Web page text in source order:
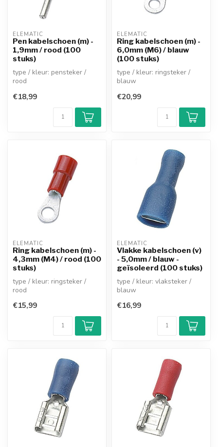
ELEMATIC
Pen kabelschoen (m) -
1,9mm / rood (100
stuks)
type / kleur: pensteker /
rood
diameter pin: 1,9mm
€18,99
ELEMATIC
Ring kabelschoen (m) -
6,0mm (M6) / blauw
(100 stuks)
type / kleur: ringsteker /
blauw
diameter opening: 6...
€20,99
ELEMATIC
Ring kabelschoen (m) -
4,3mm (M4) / rood (100
stuks)
type / kleur: ringsteker /
rood
diameter opening: 4,...
€15,99
ELEMATIC
Vlakke kabelschoen (v)
- 5,0mm / blauw -
geïsoleerd (100 stuks)
type / kleur: vlaksteker /
blauw
geïsoleerd)
insteekbreedte...
€16,99